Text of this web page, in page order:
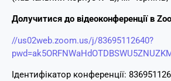
Долучитися до відеоконференції в
//us02web.zoom.us/j/83695112640?
Ідентифікатор конференції: